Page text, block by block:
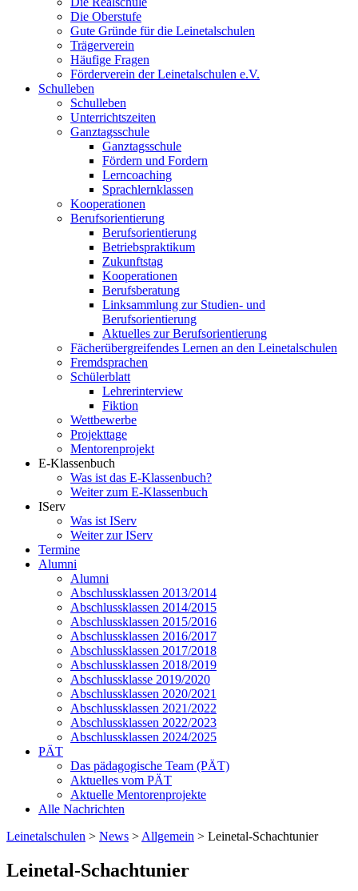
Die Oberstufe
Gute Gründe für die Leinetalschulen
Trägerverein
Häufige Fragen
Förderverein der Leinetalschulen e.V.
Schulleben
Schulleben
Unterrichtszeiten
Ganztagsschule
Ganztagsschule
Fördern und Fordern
Lerncoaching
Sprachlernklassen
Kooperationen
Berufsorientierung
Berufsorientierung
Betriebspraktikum
Zukunftstag
Kooperationen
Berufsberatung
Linksammlung zur Studien- und
Berufsorientierung
Aktuelles zur Berufsorientierung
Fächerübergreifendes Lernen an den Leinetalschulen
Fremdsprachen
Schülerblatt
Lehrerinterview
Fiktion
Wettbewerbe
Projekttage
Mentorenprojekt
E-Klassenbuch
Was ist das E-Klassenbuch?
Weiter zum E-Klassenbuch
IServ
Was ist IServ
Weiter zur IServ
Termine
Alumni
Alumni
Abschlussklassen 2013/2014
Abschlussklassen 2014/2015
Abschlussklassen 2015/2016
Abschlussklassen 2016/2017
Abschlussklassen 2017/2018
Abschlussklassen 2018/2019
Abschlussklasse 2019/2020
Abschlussklassen 2020/2021
Abschlussklassen 2021/2022
Abschlussklassen 2022/2023
Abschlussklassen 2024/2025
PÄT
Das pädagogische Team (PÄT)
Aktuelles vom PÄT
Aktuelle Mentorenprojekte
Alle Nachrichten
Leinetalschulen > News > Allgemein > Leinetal-Schachtunier
Leinetal-Schachtunier